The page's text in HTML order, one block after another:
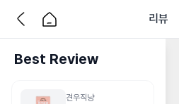
리뷰
Best Review
견우직냥